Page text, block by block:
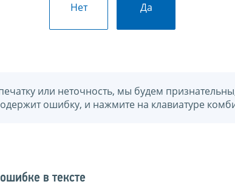
Нет Да
или неточность, мы будем
ошибку, и нажмите на клавиатуре
в тексте